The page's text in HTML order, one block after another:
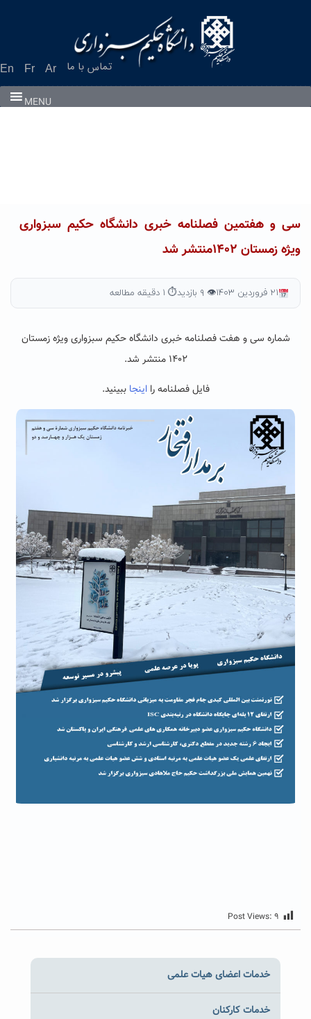
En Fr Ar تماس با ما
MENU
سی و هفتمین فصلنامه خبری دانشگاه حکیم سبزواری
ویژه زمستان ۱۴۰۲منتشر شد
۲۱ فروردین ۱۴۰۳ 👁 ۹ بازدید ⏱ ۱ دقیقه مطالعه
شماره سی و هفت فصلنامه خبری دانشگاه حکیم سبزواری ویژه زمستان
۱۴۰۲ منتشر شد.
فایل فصلنامه رااینجا ببینید.
Post Views: ۹
خدمات اعضای هیات علمی
خدمات کارکنان